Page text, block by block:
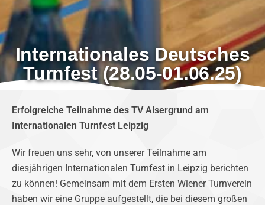
Internationales Deutsches
Turnfest (28.05-01.06.25)
Erfolgreiche Teilnahme des TV Alsergrund am
Internationalen Turnfest Leipzig
Wir freuen uns sehr, von unserer Teilnahme am
diesjährigen Internationalen Turnfest in Leipzig berichten
zu können! Gemeinsam mit dem Ersten Wiener Turnverein
haben wir eine Gruppe aufgestellt, die bei diesem großen